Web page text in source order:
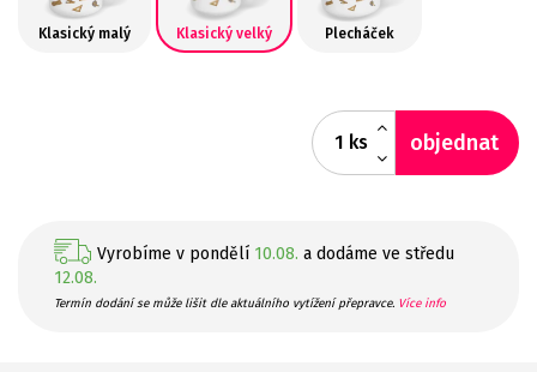
Klasický malý Klasický velký Plecháček
ks objednat
Vyrobíme v pondělí 10.08. a dodáme ve středu
12.08.
Termín dodání se může lišit dle aktuálního vytížení přepravce. Více info